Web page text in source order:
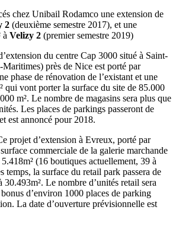
chez Unibail Rodamco une extension de
2 (deuxième semestre 2017), et une
à Velizy 2 (premier semestre 2019)
du centre Cap 3000 situé à Saint-
près de Nice est porté par
phase de rénovation de l’existant et une
qui vont porter la surface du site de 85.000
m². Le nombre de magasins sera plus que
Les places de parkings passeront de
est annoncé pour 2018.
projet d’extension à Evreux, porté par
commerciale de la galerie marchande
(16 boutiques actuellement, 39 à
temps, la surface du retail park passera de
30.493m². Le nombre d’unités retail sera
d’environ 1000 places de parking
La date d’ouverture prévisionnelle est